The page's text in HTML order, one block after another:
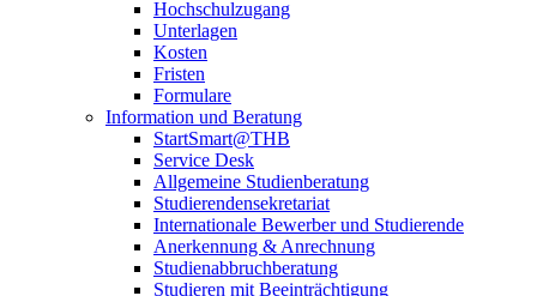
Hochschulzugang
Unterlagen
Kosten
Fristen
Formulare
Information und Beratung
StartSmart@THB
Service Desk
Allgemeine Studienberatung
Studierendensekretariat
Internationale Bewerber und Studierende
Anerkennung & Anrechnung
Studienabbruchberatung
Studieren mit Beeinträchtigung